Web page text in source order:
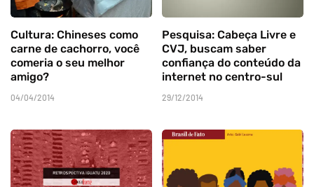
Cultura: Chineses como
carne de cachorro, você
comeria o seu melhor
amigo?
04/04/2014
Pesquisa: Cabeça Livre e
CVJ, buscam saber
confiança do conteúdo da
internet no centro-sul
29/12/2014